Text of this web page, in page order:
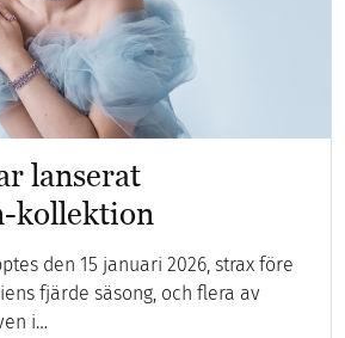
lanserat
kollektion
den 15 januari 2026, strax före
fjärde säsong, och flera av
i…